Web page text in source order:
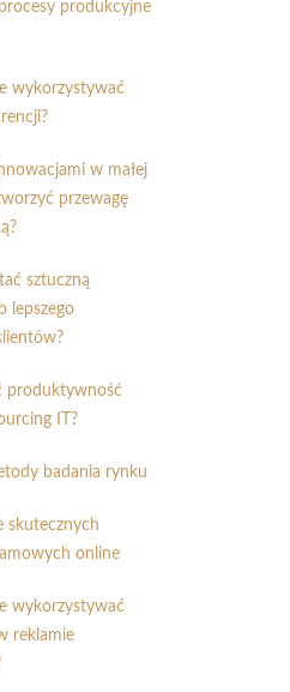
produkcyjne
wykorzystywać
w małej
przewagę
sztuczną
lepszego
produktywność
IT?
badania rynku
skutecznych
online
wykorzystywać
reklamie